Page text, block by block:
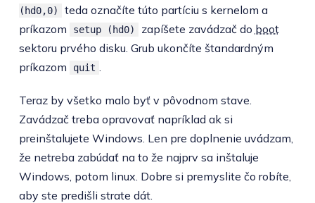
(hd0,0)
teda označíte túto partíciu s kernelom a
príkazom
setup (hd0) zapíšete zavádzač do boot
sektoru prvého disku. Grub ukončíte štandardným
príkazom
quit
Teraz by všetko malo byť v pôvodnom stave.
Zavádzač treba opravovať napríklad ak si
preinštalujete Windows. Len pre doplnenie uvádzam,
že netreba zabúdať na to že najprv sa inštaluje
Windows, potom linux. Dobre si premyslite čo robíte,
aby ste predišli strate dát.